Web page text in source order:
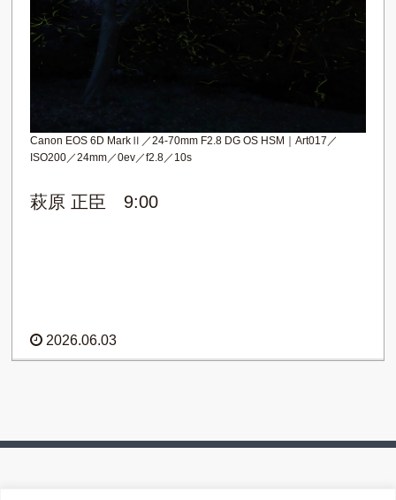
Canon EOS 6D MarkⅡ／24-70mm F2.8 DG OS HSM｜Art017／
ISO200／24mm／0ev／f2.8／10s
萩原 正臣 9:00
2026.06.03